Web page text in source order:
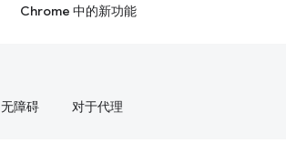
Chrome 中的新功能
无障碍 对于代理